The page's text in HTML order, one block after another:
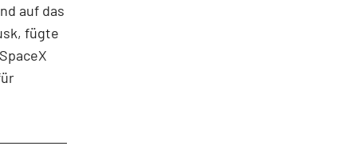
auf das
fügte